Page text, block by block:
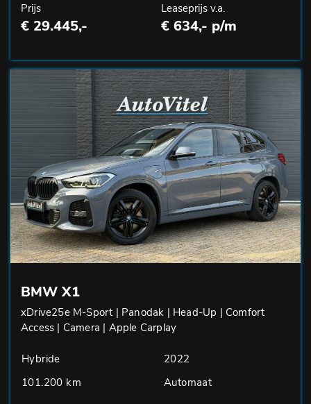
Prijs
€ 29.445,-
Leaseprijs v.a.
€ 634,- p/m
BMW X1
xDrive25e M-Sport | Panodak | Head-Up | Comfort
Access | Camera | Apple Carplay
Hybride
2022
101.200 km
Automaat